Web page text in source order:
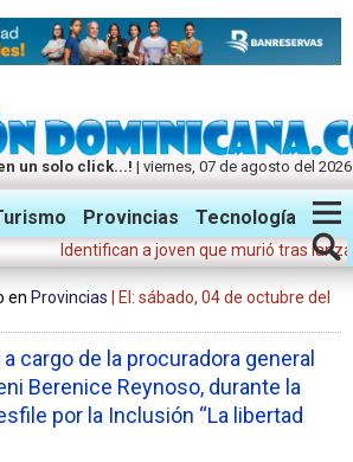
un solo click...! | viernes, 07 de agosto del 2026
Instagram
Provincias Tecnología
Identifican a joven que murió tras lanzarse
en Provincias
| El: sábado, 04 de octubre del
cargo de la procuradora general
Berenice Reynoso, durante la
por la Inclusión “La libertad